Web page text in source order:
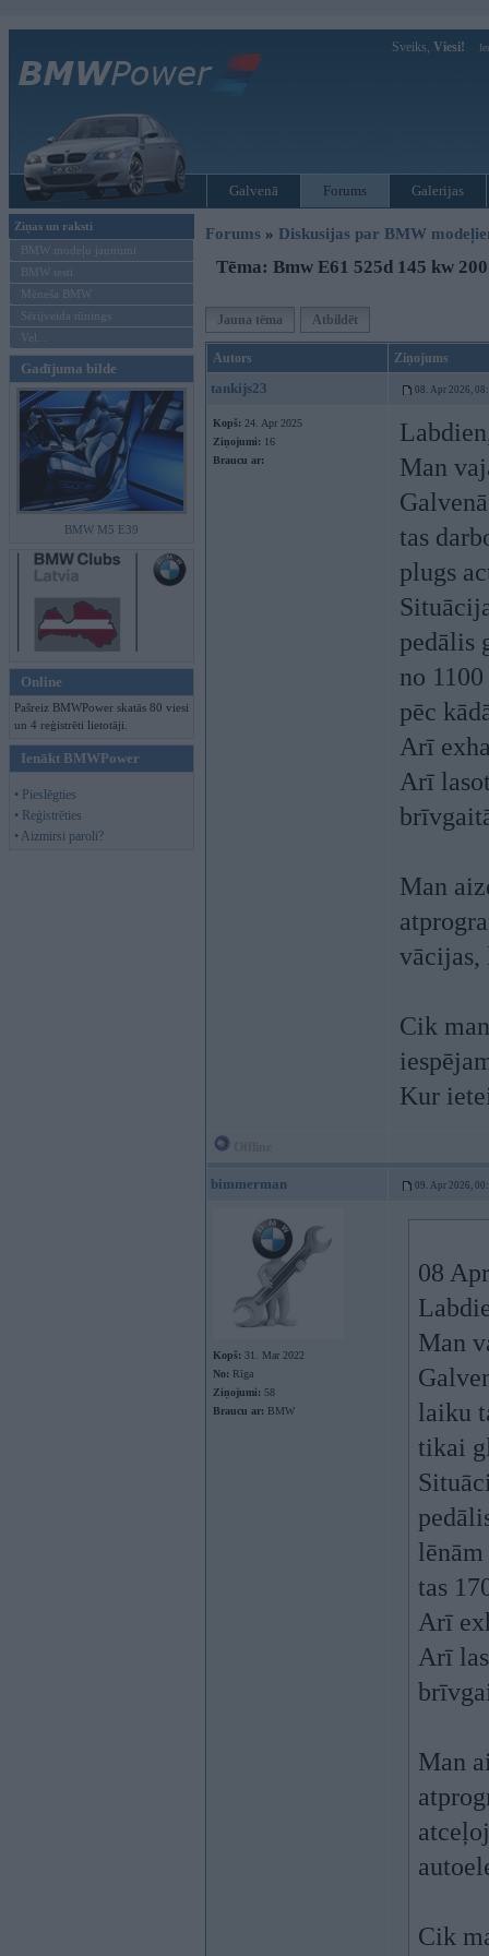
Sveiks, Viesi!
Galvenā Forums Galerijas
Ziņas un raksti
BMW modeļu jaunumi
BMW testi
Mēneša BMW
Sērijveida tūnings
Vel...
Gadījuma bilde
BMW M5 E39
Online
Pašreiz BMWPower skatās 80 viesi
un 4 reģistrēti lietotāji.
Ienākt BMWPower
• Pieslēgties
• Reģistrēties
• Aizmirsi paroli?
Forums » Diskusijas par BMW
Tēma: Bmw E61 525d 145 kw
Jauna tēma Atbildēt
Autors Ziņojums
tankijs23 08. Apr 2026,
Kopš: 24. Apr 2025
Ziņojumi: 16
Braucu ar:
Man
tas
plugs
pedālis
no
pēc
Arī
Arī
Man
vācijas,
Cik
Kur
bimmerman 09. Apr 2026,
Kopš: 31. Mar 2022
No: Rīga
Ziņojumi: 58
Braucu ar: BMW
08
Man
laiku
tikai
tas
Arī
Arī
Man
Cik